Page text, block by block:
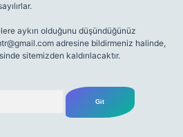
aykırı olduğunu düşündüğünüz
adresine bildirmeniz halinde,
sitemizden kaldırılacaktır.